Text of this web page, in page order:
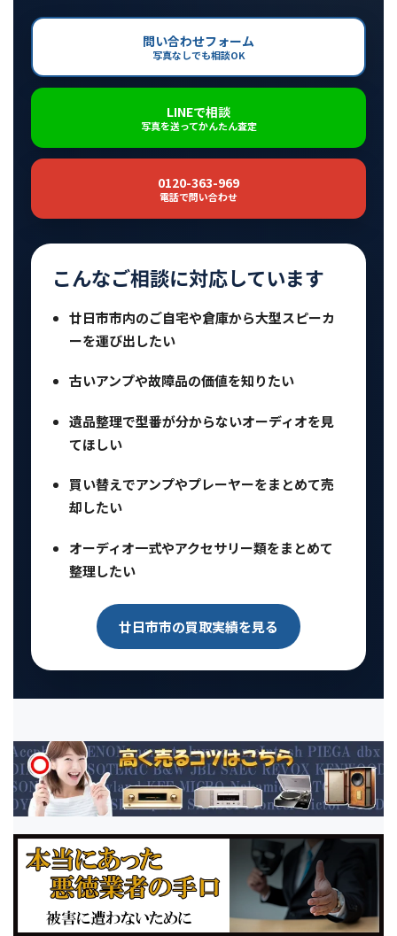
問い合わせフォーム
写真なしでも相談OK
LINEで相談
写真を送ってかんたん査定
0120-363-969
電話で問い合わせ
こんなご相談に対応しています
廿日市市内のご自宅や倉庫から大型スピーカ
ーを運び出したい
古いアンプや故障品の価値を知りたい
遺品整理で型番が分からないオーディオを見
てほしい
買い替えでアンプやプレーヤーをまとめて売
却したい
オーディオ一式やアクセサリー類をまとめて
整理したい
廿日市市の買取実績を見る